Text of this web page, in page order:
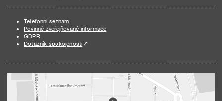
Telefonní seznam
Povinně zveřejňované informace
GDPR
Dotazník spokojenosti